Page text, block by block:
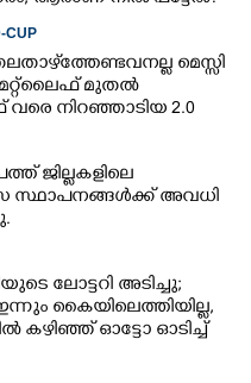
CUP
മെസ്സി
മുതല്‍
നിറഞ്ഞാടിയ 2.0
ജില്ലകളിലെ
സ്ഥാപനങ്ങൾക്ക് അവധി
ലോട്ടറി അടിച്ചു;
കൈയിലെത്തിയില്ല,
കഴിഞ്ഞ് ഓട്ടോ ഓടിച്ച്